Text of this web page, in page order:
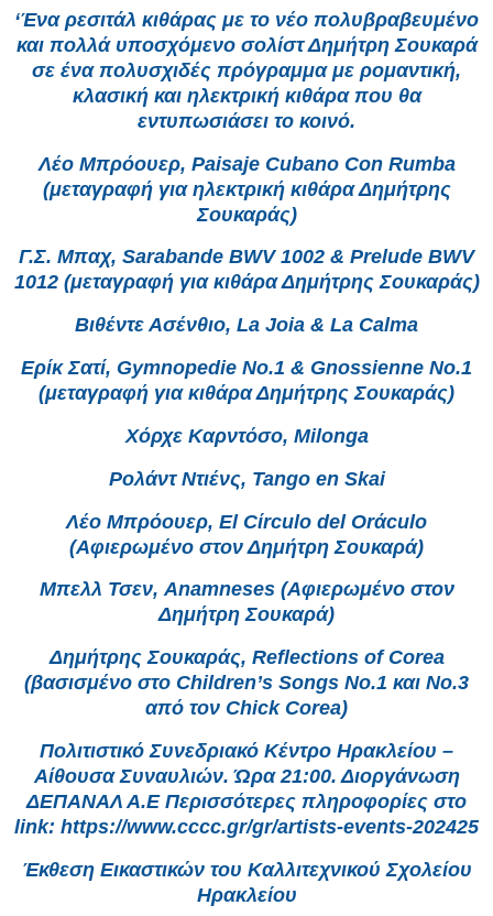
‘Ένα ρεσιτάλ κιθάρας με το νέο πολυβραβευμένο
και πολλά υποσχόμενο σολίστ Δημήτρη Σουκαρά
σε ένα πολυσχιδές πρόγραμμα με ρομαντική,
κλασική και ηλεκτρική κιθάρα που θα
εντυπωσιάσει το κοινό.
Λέο Μπρόουερ, Paisaje Cubano Con Rumba
(μεταγραφή για ηλεκτρική κιθάρα Δημήτρης
Σουκαράς)
Γ.Σ. Μπαχ, Sarabande BWV 1002 & Prelude BWV
1012 (μεταγραφή για κιθάρα Δημήτρης Σουκαράς)
Βιθέντε Ασένθιο, La Joia & La Calma
Ερίκ Σατί, Gymnopedie No.1 & Gnossienne No.1
(μεταγραφή για κιθάρα Δημήτρης Σουκαράς)
Χόρχε Καρντόσο, Milonga
Ρολάντ Ντιένς, Tango en Skai
Λέο Μπρόουερ, El Cίrculo del Orάculo
(Αφιερωμένο στον Δημήτρη Σουκαρά)
Μπελλ Τσεν, Anamneses (Αφιερωμένο στον
Δημήτρη Σουκαρά)
Δημήτρης Σουκαράς, Reflections of Corea
(βασισμένο στο Children’s Songs No.1 και No.3
από τον Chick Corea)
Πολιτιστικό Συνεδριακό Κέντρο Ηρακλείου –
Αίθουσα Συναυλιών. Ώρα 21:00. Διοργάνωση
ΔΕΠΑΝΑΛ Α.Ε Περισσότερες πληροφορίες στο
link: https://www.cccc.gr/gr/artists-events-202425
Έκθεση Εικαστικών του Καλλιτεχνικού Σχολείου
Ηρακλείου